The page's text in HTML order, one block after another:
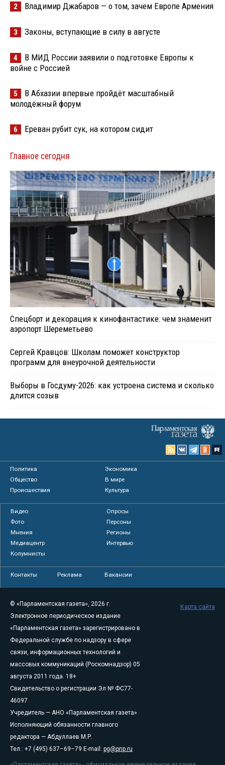
2 Владимир Джабаров — о том, зачем Европе Армения
3 Законы, вступающие в силу в августе
4
В МИД России заявили о подготовке Европы к
войне с Россией
5
В Абхазии впервые пройдёт масштабный
молодёжный форум
6 Ереван рубит сук, на котором сидит
Главное сегодня
Спецборт и декорация к кинофантастике: чем знаменит
аэропорт Шереметьево
Сергей Кравцов: Школам поможет конструктор
программ для внеурочной деятельности
Выборы в Госдуму-2026: как устроена система и сколько
длится созыв
Политика
Экономика
Общество
В мире
Происшествия
Культура
Видео
Опросы
Фото
Персоны
Мнения
Регионы
Медиацентр
Интервью
Колумнисты
Контакты Реклама Вакансии
© «Парламентская газета», 2026 г.
Электронное периодическое издание
«Парламентская газета» зарегистрировано в
Федеральной службе по надзору в сфере
связи, информационных технологий и
массовых коммуникаций (Роскомнадзор) 05
августа 2011 года. 18+
Свидетельство о регистрации Эл № ФС77-
46097
Учредитель — АНО «Парламентская газета»
Исполняющий обязанности главного
редактора — Абдуллаев М.Р.
Тел.: +7 (495) 637–69–79 E-mail: pg@pnp.ru
Карта сайта